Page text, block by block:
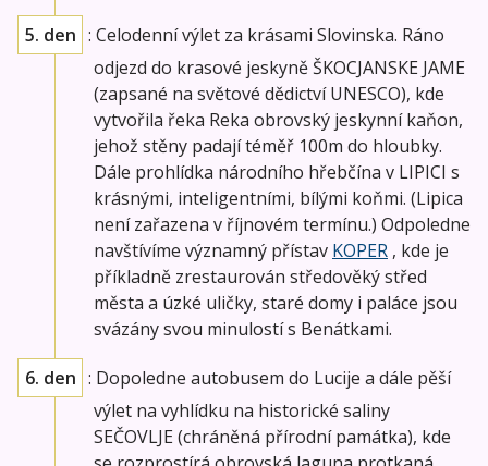
5. den : Celodenní výlet za krásami Slovinska. Ráno
odjezd do krasové jeskyně ŠKOCJANSKE JAME
(zapsané na světové dědictví UNESCO), kde
vytvořila řeka Reka obrovský jeskynní kaňon,
jehož stěny padají téměř 100m do hloubky.
Dále prohlídka národního hřebčína v LIPICI s
krásnými, inteligentními, bílými koňmi. (Lipica
není zařazena v říjnovém termínu.) Odpoledne
navštívíme významný přístav KOPER , kde je
příkladně zrestaurován středověký střed
města a úzké uličky, staré domy i paláce jsou
svázány svou minulostí s Benátkami.
6. den : Dopoledne autobusem do Lucije a dále pěší
výlet na vyhlídku na historické saliny
SEČOVLJE (chráněná přírodní památka), kde